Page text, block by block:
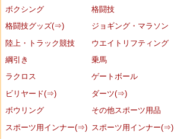
ボクシング
格闘技
格闘技グッズ(⇒)
ジョギング・マラソン
陸上・トラック競技
ウエイトリフティング
綱引き
乗馬
ラクロス
ゲートボール
ビリヤード(⇒)
ダーツ(⇒)
ボウリング
その他スポーツ用品
スポーツ用インナー(⇒)
スポーツ用インナー(⇒)